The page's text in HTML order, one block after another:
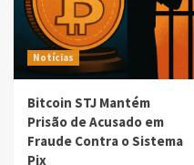
Notícias
Bitcoin STJ Mantém
Prisão de Acusado em
Fraude Contra o Sistema
Pix